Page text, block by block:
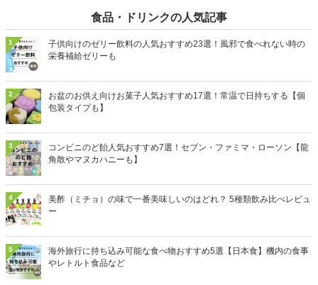
食品・ドリンクの人気記事
1
子供向けのゼリー飲料の人気おすすめ23選！風邪で食べれない時の
栄養補給ゼリーも
2
お盆のお供え向けお菓子人気おすすめ17選！常温で日持ちする【個
包装タイプも】
3
コンビニのど飴人気おすすめ7選！セブン・ファミマ・ローソン【龍
角散やマヌカハニーも】
4
美酢（ミチョ）の味で一番美味しいのはどれ？ 5種類飲み比べレビュ
ー
5
海外旅行に持ち込み可能な食べ物おすすめ5選【日本食】機内の食事
やレトルト食品など